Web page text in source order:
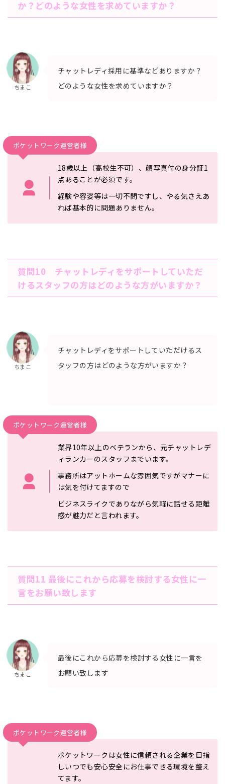
か？どのような女性を求めていますか？
ちまこ
チャットレディ採用に基準などありますか？
どのような女性を求めていますか？
ポケットワーク運営者様
18歳以上（高校生不可）、顔写真付の身分証1
点あることが必須です。
経験や容姿等は一切不問ですし、やる気さえあ
れば基本的に問題ありません。
質問10 チャットレディをサポートしていただ
けるスタッフの方はどのような方がいますか？
ちまこ
チャットレディをサポートしていただけるス
タッフの方はどのよ うな方がいますか？
ポケットワーク運営者様
業界10年以上のベテランから、元チャットレデ
ィランカーのスタ ッフまでいます。
事務所はアットホームな雰囲気ですがマナーに
は気を付けてますので
ビジネスライクでありながら気軽に話せる距離
感が魅力だと言われます。
質問11 最後にこれから応募を検討する女性に一
言をお願い致します
ちまこ
最後にこれから応募を検討する女性に一言を
お願い致します
ポケットワーク運営者様
ポケットワークは女性に信頼される企業を目指
しいつでも安心安全にお仕事できる環境を整え
てます。